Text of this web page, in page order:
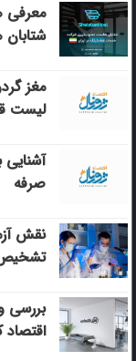
معرفی
مغز
لیست
آشنایی
صرفه
نقش
تشخیص
بررسی
اقتصاد